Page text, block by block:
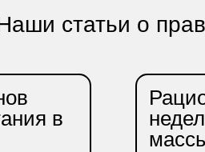
статьи о
в